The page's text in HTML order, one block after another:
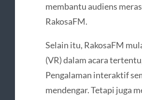
membantu audiens
RakosaFM.
Selain itu, RakosaFM
(VR) dalam acara
Pengalaman interaktif
mendengar. Tetapi juga